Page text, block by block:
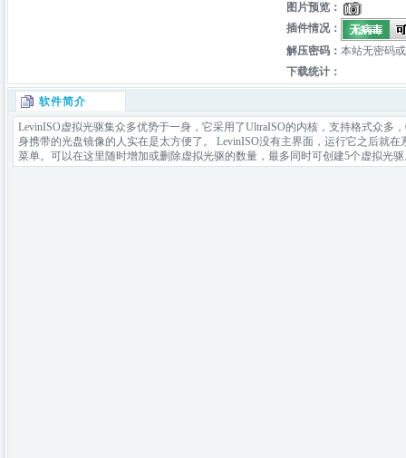
图片预览：
插件情况：
解压密码： 本站无密码
下载统计：
软件简介
LevinISO虚拟光驱集众多优势于一身，它采用了UltraISO的内核，支持格式众多
身携带的光盘镜像的人实在是太方便了。 LevinISO没有主界面，运行它之后就
菜单。可以在这里随时增加或删除虚拟光驱的数量，最多同时可创建5个虚拟光